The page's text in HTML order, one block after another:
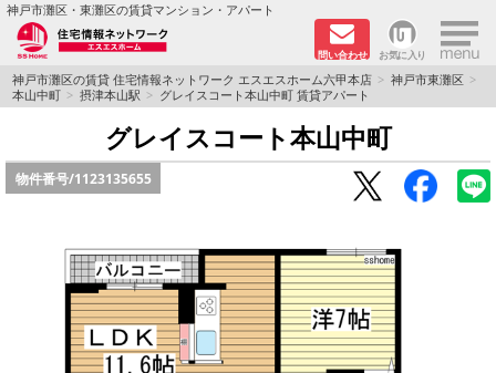
神戸市灘区・東灘区の賃貸マンション・アパート
問い合わせ お気に入り ×
TOPページ
学生さん向け物件
ペット飼育可物件
路線·駅から探す
神戸市灘区の賃貸 住宅情報ネットワーク エスエスホーム六甲本店
神戸市東灘区
本山中町
摂津本山駅 グレイスコート本山中町 賃貸アパート
グレイスコート本山中町
物件番号/1123135655